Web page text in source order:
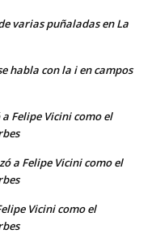
varias puñaladas en La
habla con la i en campos
Felipe Vicini como el
a Felipe Vicini como el
Vicini como el